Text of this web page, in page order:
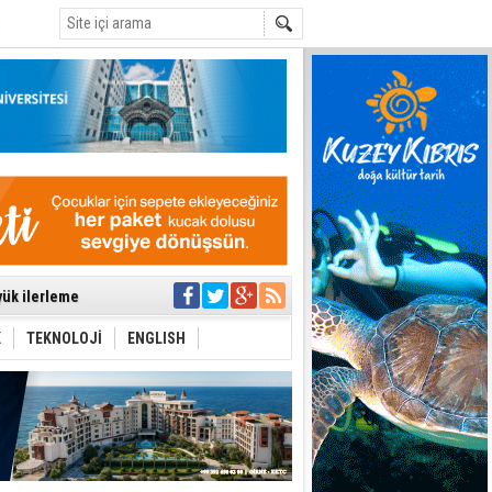
aday
ilerleme
etmiyor
hesabı
nerede?
TEKNOLOJİ ENGLISH